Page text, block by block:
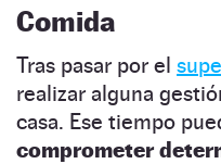
Comida
Tras pasar por el
realizar alguna
casa. Ese tiempo
comprometer